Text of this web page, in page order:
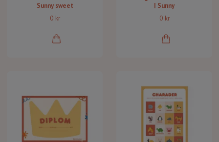
Sunny sweet
0 kr
| Sunny
0 kr